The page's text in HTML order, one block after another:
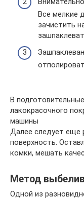
Все мелкие
зачистить
В
лакокрасочного
машины
Далее следует еще
поверхность.
комки, мешать
Метод
Одной из